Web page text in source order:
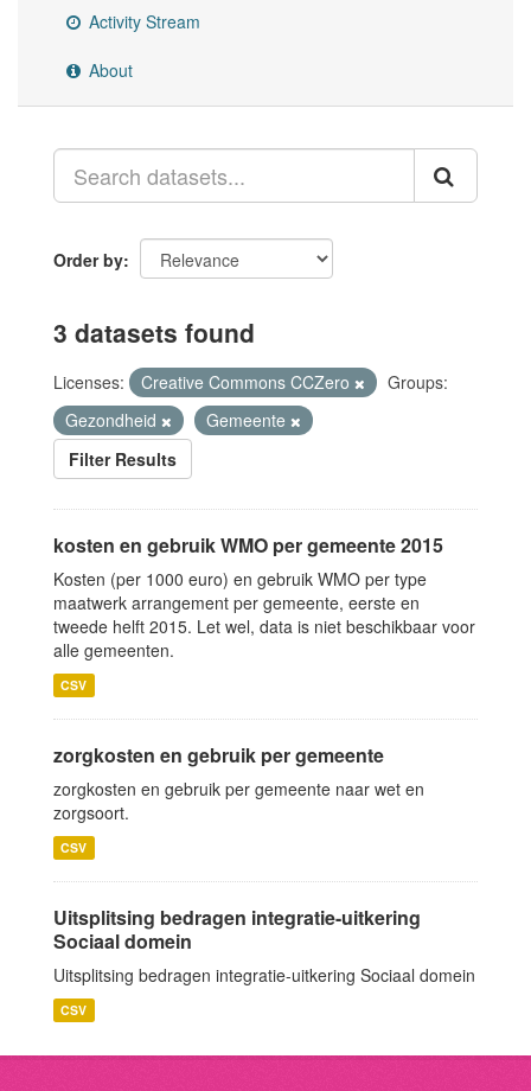
Activity Stream
About
Order by
3 datasets found
Licenses: Creative Commons CCZero
Groups:
Gezondheid
Gemeente
Filter Results
kosten en gebruik WMO per gemeente 2015
Kosten (per 1000 euro) en gebruik WMO per type
maatwerk arrangement per gemeente, eerste en
tweede helft 2015. Let wel, data is niet beschikbaar voor
alle gemeenten.
CSV
zorgkosten en gebruik per gemeente
zorgkosten en gebruik per gemeente naar wet en
zorgsoort.
CSV
Uitsplitsing bedragen integratie-uitkering
Sociaal domein
Uitsplitsing bedragen integratie-uitkering Sociaal domein
CSV